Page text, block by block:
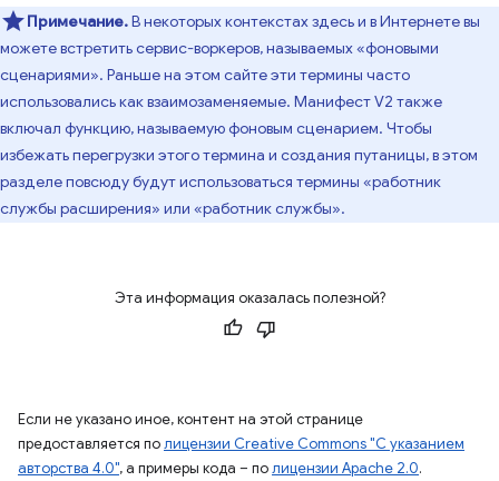
Примечание.В некоторых контекстах здесь и в Интернете вы
можете встретить сервис-воркеров, называемых «фоновыми
сценариями». Раньше на этом сайте эти термины часто
использовались как взаимозаменяемые. Манифест V2 также
включал функцию, называемую фоновым сценарием. Чтобы
избежать перегрузки этого термина и создания путаницы, в этом
разделе повсюду будут использоваться термины «работник
службы расширения» или «работник службы».
Эта информация оказалась полезной?
Если не указано иное, контент на этой странице
предоставляется полицензии Creative Commons "С указанием
авторства 4.0", а примеры кода – полицензии Apache 2.0.